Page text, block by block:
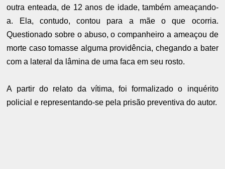
outra enteada, de 12 anos de idade, também ameaçando-
a. Ela, contudo, contou para a mãe o que ocorria.
Questionado sobre o abuso, o companheiro a ameaçou de
morte caso tomasse alguma providência, chegando a bater
com a lateral da lâmina de uma faca em seu rosto.
A partir do relato da vítima, foi formalizado o inquérito
policial e representando-se pela prisão preventiva do autor.